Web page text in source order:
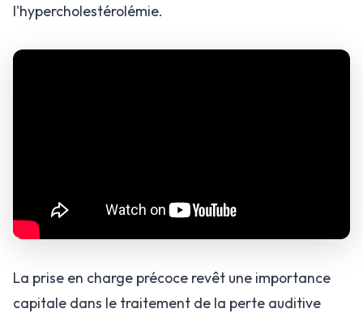
l'hypercholestérolémie.
La prise en charge précoce revêt une importance
capitale dans le traitement de la perte auditive